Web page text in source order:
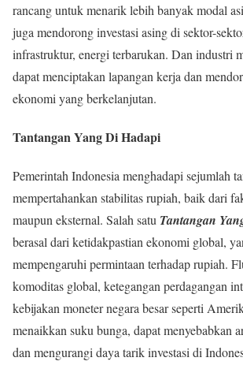
rancang untuk menarik lebih banyak modal
juga mendorong investasi asing di sektor-
infrastruktur, energi terbarukan. Dan industri
dapat menciptakan lapangan kerja dan
ekonomi yang berkelanjutan.
Tantangan Yang Di Hadapi
Pemerintah Indonesia menghadapi sejumlah
mempertahankan stabilitas rupiah, baik dari
maupun eksternal. Salah satu Tantangan
berasal dari ketidakpastian ekonomi global,
mempengaruhi permintaan terhadap rupiah.
komoditas global, ketegangan perdagangan
kebijakan moneter negara besar seperti
menaikkan suku bunga, dapat menyebabkan
dan mengurangi daya tarik investasi di